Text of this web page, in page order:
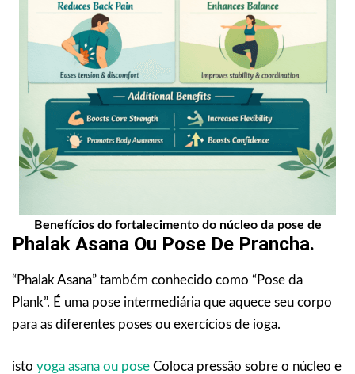
Benefícios do fortalecimento do núcleo da pose de
Phalak Asana Ou Pose De Prancha.
“Phalak Asana” também conhecido como “Pose da
Plank”. É uma pose intermediária que aquece seu corpo
para as diferentes poses ou exercícios de ioga.
isto yoga asana ou pose Coloca pressão sobre o núcleo e